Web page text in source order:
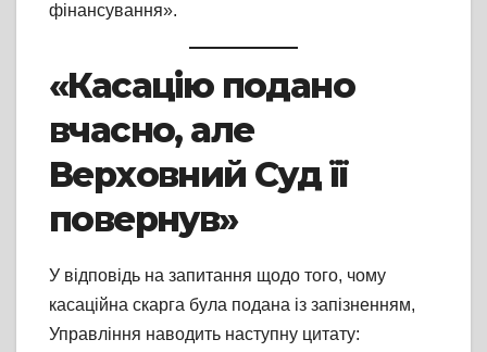
фінансування».
«Касацію подано
вчасно, але
Верховний Суд її
повернув»
У відповідь на запитання щодо того, чому
касаційна скарга була подана із запізненням,
Управління наводить наступну цитату: